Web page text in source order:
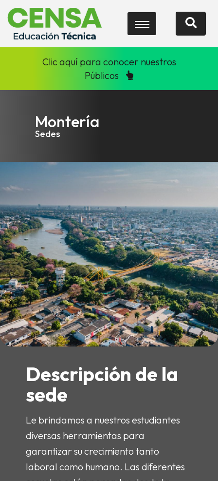
Clic aquí para conocer nuestros
Públicos
Montería
Sedes
Descripción de la
sede
Le brindamos a nuestros estudiantes
diversas herramientas para
garantizar su crecimiento tanto
laboral como humano. Las diferentes